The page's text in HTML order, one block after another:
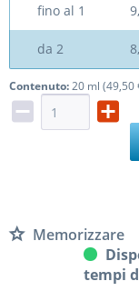
fino al 1
da 2
Contenuto:20 ml
Memorizzare
tempi